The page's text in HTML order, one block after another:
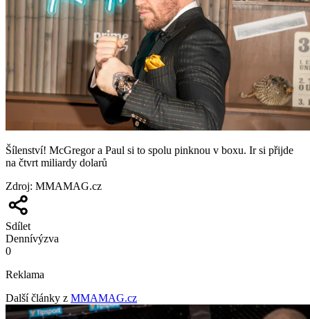
Šílenství! McGregor a Paul si to spolu pinknou v boxu. Ir si přijde
na čtvrt miliardy dolarů
Zdroj: MMAMAG.cz
Sdílet
Dennívýzva
0
Reklama
Další články z MMAMAG.cz